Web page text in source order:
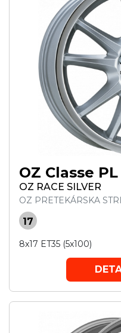
OZ Classe PL
OZ RACE SILVER
OZ PRETEKÁRSKA
17
8x17 ET35 (5x100)